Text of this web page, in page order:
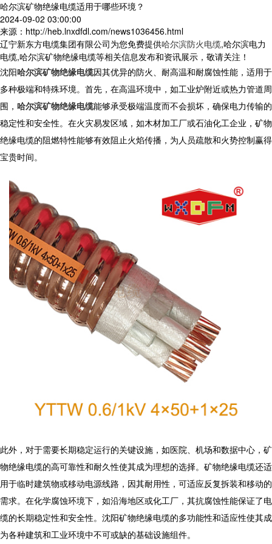
哈尔滨矿物绝缘电缆适用于哪些环境？
2024-09-02 03:00:00
来源：http://heb.lnxdfdl.com/news1036456.html
辽宁新东方电缆集团有限公司为您免费提供哈尔滨防火电缆,哈尔滨电力
电缆,哈尔滨矿物绝缘电缆等相关信息发布和资讯展示，敬请关注！
沈阳哈尔滨矿物绝缘电缆因其优异的防火、耐高温和耐腐蚀性能，适用于
多种极端和特殊环境。首先，在高温环境中，如工业炉附近或热力管道周
围， 哈尔滨矿物绝缘电缆能够承受极端温度而不会损坏，确保电力传输的
稳定性和安全性。在火灾易发区域，如木材加工厂或石油化工企业，矿物
绝缘电缆的阻燃特性能够有效阻止火焰传播，为人员疏散和火势控制赢得
宝贵时间。
此外，对于需要长期稳定运行的关键设施，如医院、机场和数据中心，矿
物绝缘电缆的高可靠性和耐久性使其成为理想的选择。矿物绝缘电缆还适
用于临时建筑物或移动电源线路，因其耐用性，可适应反复拆装和移动的
需求。在化学腐蚀环境下，如沿海地区或化工厂，其抗腐蚀性能保证了电
缆的长期稳定性和安全性。沈阳矿物绝缘电缆的多功能性和适应性使其成
为各种建筑和工业环境中不可或缺的基础设施组件。